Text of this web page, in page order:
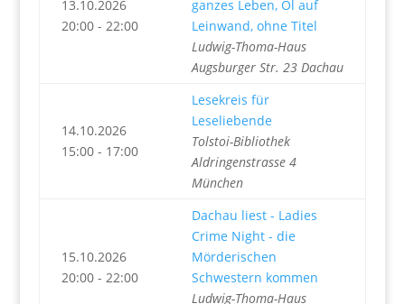
13.10.2026
20:00 - 22:00
ganzes Leben, Öl auf
Leinwand, ohne Titel
Ludwig-Thoma-Haus
Augsburger Str. 23 Dachau
14.10.2026
15:00 - 17:00
Lesekreis für
Leseliebende
Tolstoi-Bibliothek
Aldringenstrasse 4
München
15.10.2026
20:00 - 22:00
Dachau liest - Ladies
Crime Night - die
Mörderischen
Schwestern kommen
Ludwig-Thoma-Haus